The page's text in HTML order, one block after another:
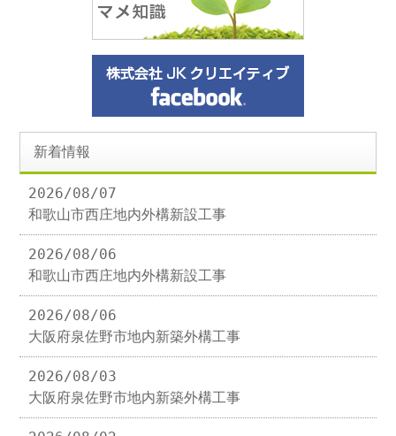
新着情報
2026/08/07
和歌山市西庄地内外構新設工事
2026/08/06
和歌山市西庄地内外構新設工事
2026/08/06
大阪府泉佐野市地内新築外構工事
2026/08/03
大阪府泉佐野市地内新築外構工事